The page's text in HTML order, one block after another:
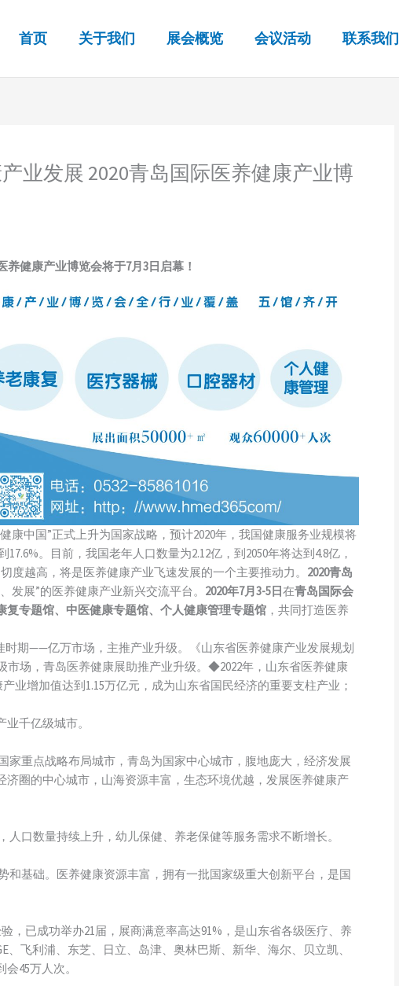
首页 关于我们 展会概览 会议活动 联系我们
业发展 2020青岛国际医养健康产业博
养健康产业博览会将于7月3日启幕！
康中国”正式上升为国家战略，预计2020年，我国健康服务业规模将
。目前，我国老年人口数量为2.12亿，到2050年将达到4.8亿，
度越高，将是医养健康产业飞速发展的一个主要推动力。 2020青岛
发展”的医养健康产业新兴交流平台。 2020年7月3-5日在青岛国际会
复专题馆、中医健康专题馆、个人健康管理专题馆 ，共同打造医养
时期——亿万市场，主推产业升级。《山东省医养健康产业发展规划
市场，青岛医养健康展助推产业升级。◆2022年，山东省医养健康
业增加值达到1.15万亿元，成为山东省国民经济的重要支柱产业；
千亿级城市。
家重点战略布局城市，青岛为国家中心城市，腹地庞大，经济发展
圈的中心城市，山海资源丰富，生态环境优越，发展医养健康产
口数量持续上升，幼儿保健、养老保健等服务需求不断增长。
和基础。医养健康资源丰富，拥有一批国家级重大创新平台，是国
，已成功举办21届，展商满意率高达91%，是山东省各级医疗、养
飞利浦、东芝、日立、岛津、奥林巴斯、新华、海尔、贝立凯、
45万人次。